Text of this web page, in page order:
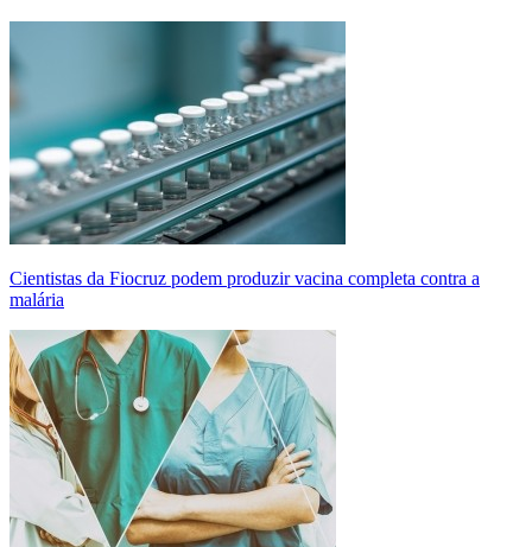
Cientistas da Fiocruz podem produzir vacina completa contra a
malária